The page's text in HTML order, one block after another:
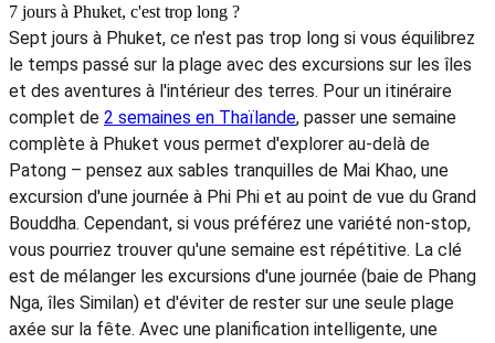
7 jours à Phuket, c'est trop long ?
Sept jours à Phuket, ce n'est pas trop long si vous équilibrez
le temps passé sur la plage avec des excursions sur les îles
et des aventures à l'intérieur des terres. Pour un itinéraire
complet de 2 semaines en Thaïlande, passer une semaine
complète à Phuket vous permet d'explorer au-delà de
Patong – pensez aux sables tranquilles de Mai Khao, une
excursion d'une journée à Phi Phi et au point de vue du Grand
Bouddha. Cependant, si vous préférez une variété non-stop,
vous pourriez trouver qu'une semaine est répétitive. La clé
est de mélanger les excursions d'une journée (baie de Phang
Nga, îles Similan) et d'éviter de rester sur une seule plage
axée sur la fête. Avec une planification intelligente, une